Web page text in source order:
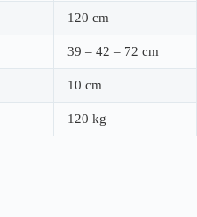
120 cm
39 – 42 – 72 cm
10 cm
120 kg